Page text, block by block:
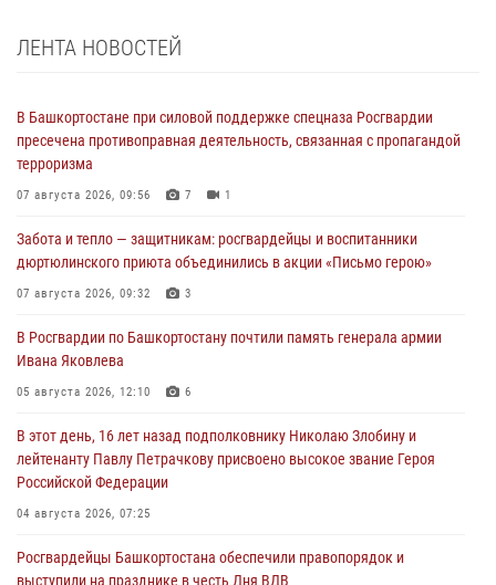
ЛЕНТА НОВОСТЕЙ
В Башкортостане при силовой поддержке спецназа Росгвардии
пресечена противоправная деятельность, связанная с пропагандой
терроризма
07 августа 2026, 09:56 7 1
Забота и тепло — защитникам: росгвардейцы и воспитанники
дюртюлинского приюта объединились в акции «Письмо герою»
07 августа 2026, 09:32 3
В Росгвардии по Башкортостану почтили память генерала армии
Ивана Яковлева
05 августа 2026, 12:10 6
В этот день, 16 лет назад подполковнику Николаю Злобину и
лейтенанту Павлу Петрачкову присвоено высокое звание Героя
Российской Федерации
04 августа 2026, 07:25
Росгвардейцы Башкортостана обеспечили правопорядок и
выступили на празднике в честь Дня ВДВ